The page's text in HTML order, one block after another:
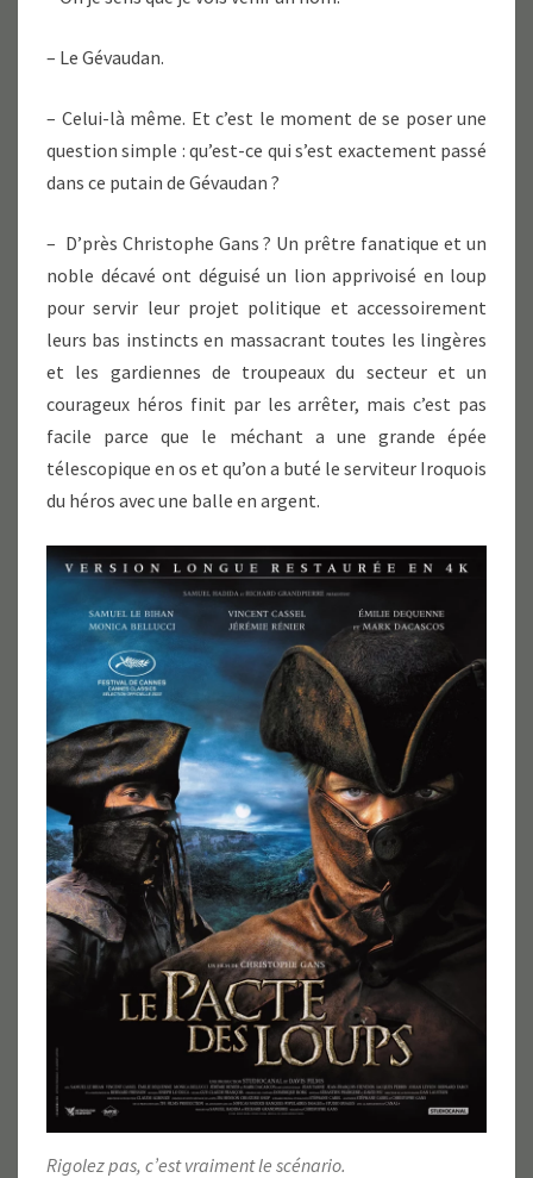
– Le Gévaudan.
– Celui-là même. Et c’est le moment de se poser une
question simple : qu’est-ce qui s’est exactement passé
dans ce putain de Gévaudan ?
– D’près Christophe Gans ? Un prêtre fanatique et un
noble décavé ont déguisé un lion apprivoisé en loup
pour servir leur projet politique et accessoirement
leurs bas instincts en massacrant toutes les lingères
et les gardiennes de troupeaux du secteur et un
courageux héros finit par les arrêter, mais c’est pas
facile parce que le méchant a une grande épée
télescopique en os et qu’on a buté le serviteur Iroquois
du héros avec une balle en argent.
Rigolez pas, c’est vraiment le scénario.